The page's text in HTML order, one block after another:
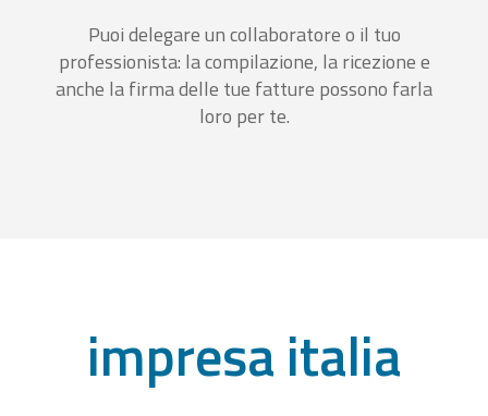
Puoi delegare un collaboratore o il tuo
professionista: la compilazione, la ricezione e
anche la firma delle tue fatture possono farla
loro per te.
impresa italia